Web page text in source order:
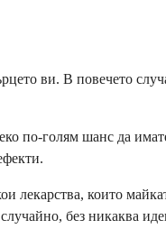
ви. В повечето
по-голям шанс да
лекарства, които
без никаква